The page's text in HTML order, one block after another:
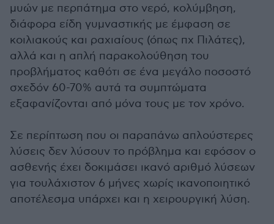
μυών με περπάτημα στο νερό, κολύμβηση,
διάφορα είδη γυμναστικής με έμφαση σε
κοιλιακούς και ραχιαίους (όπως πχ Πιλάτες),
αλλά και η απλή παρακολούθηση του
προβλήματος καθότι σε ένα μεγάλο ποσοστό
σχεδόν 60-70% αυτά τα συμπτώματα
εξαφανίζονται από μόνα τους με τον χρόνο.
Σε περίπτωση που οι παραπάνω απλούστερες
λύσεις δεν λύσουν το πρόβλημα και εφόσον ο
ασθενής έχει δοκιμάσει ικανό αριθμό λύσεων
για τουλάχιστον 6 μήνες χωρίς ικανοποιητικό
αποτέλεσμα υπάρχει και η χειρουργική λύση.